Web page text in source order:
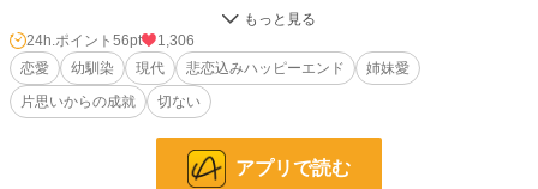
‎⋆ ･‎⋆ ･‎⋆ ･‎⋆‎⋆ ･‎⋆ ･‎⋆ ･‎⋆
24h.ポイント 56pt
1,306
恋愛
幼馴染 現代 悲恋込みハッピーエンド
姉妹愛
片思いからの成就
切ない
アプリで読む